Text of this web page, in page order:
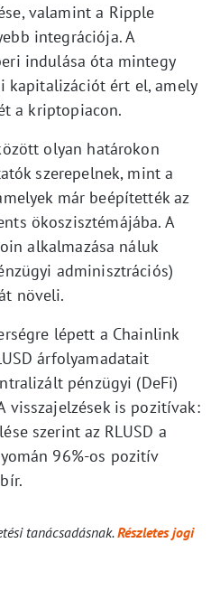
valamint a Ripple
integrációja. A
indulása óta mintegy
ért el, amely
a kriptopiacon.
olyan határokon
szerepelnek, mint a
már beépítették az
ökoszisztémájába. A
alkalmazása náluk
adminisztrációs)
növeli.
lépett a Chainlink
árfolyamadatait
pénzügyi (DeFi)
visszajelzések is pozitívak:
szerint az RLUSD a
96%-os pozitív
tanácsadásnak.Részletes jogi